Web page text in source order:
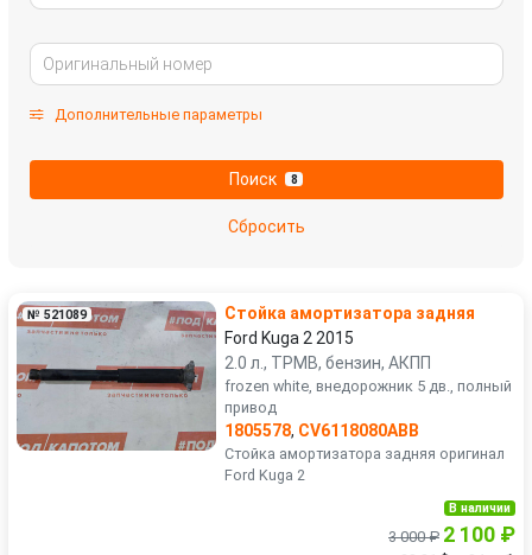
Дополнительные параметры
Поиск 8
Сбросить
№ 521089
Стойка амортизатора задняя
Ford Kuga 2 2015
2.0 л., TPMB, бензин, АКПП
frozen white, внедорожник 5 дв., полный
привод
1805578, CV6118080ABB
Стойка амортизатора задняя оригинал
Ford Kuga 2
В наличии
3 000 ₽ 2 100 ₽